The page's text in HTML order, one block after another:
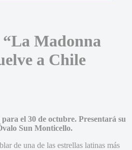
Madonna
a Chile
el 30 de octubre. Presentará su
Sun Monticello.
de una de las estrellas latinas más